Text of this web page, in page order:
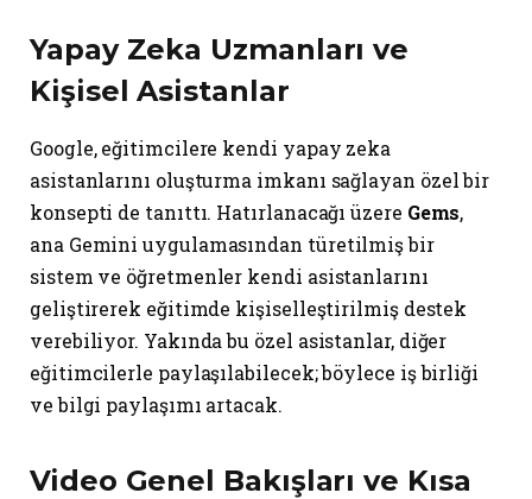
Yapay Zeka Uzmanları ve
Kişisel Asistanlar
Google, eğitimcilere kendi yapay zeka
asistanlarını oluşturma imkanı sağlayan özel bir
konsepti de tanıttı. Hatırlanacağı üzere Gems,
ana Gemini uygulamasından türetilmiş bir
sistem ve öğretmenler kendi asistanlarını
geliştirerek eğitimde kişiselleştirilmiş destek
verebiliyor. Yakında bu özel asistanlar, diğer
eğitimcilerle paylaşılabilecek; böylece iş birliği
ve bilgi paylaşımı artacak.
Video Genel Bakışları ve Kısa